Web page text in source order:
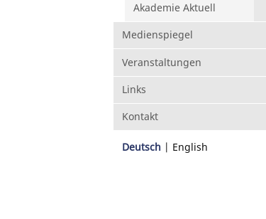
Akademie Aktuell
Medienspiegel
Veranstaltungen
Links
Kontakt
Deutsch English